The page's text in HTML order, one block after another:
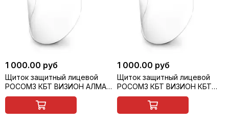
1 000.00 руб
Щиток защитный лицевой
РОСОМЗ КБТ ВИЗИОН АЛМАЗ
с креплением на каску, арт.
043537-2
1 000.00 руб
Щиток защитный лицевой
РОСОМЗ КБТ ВИЗИОН КБТ
ВИЗИОН TITAN с креплением
на каску, арт. 04390-2